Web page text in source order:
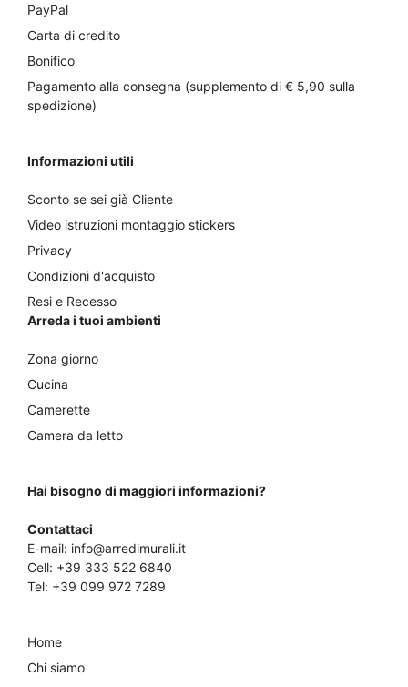
PayPal
Carta di credito
Bonifico
Pagamento alla consegna (supplemento di € 5,90 sulla
spedizione)
Informazioni utili
Sconto se sei già Cliente
Video istruzioni montaggio stickers
Privacy
Condizioni d'acquisto
Resi e Recesso
Arreda i tuoi ambienti
Zona giorno
Cucina
Camerette
Camera da letto
Hai bisogno di maggiori informazioni?
Contattaci
E-mail: info@arredimurali.it
Cell: +39 333 522 6840
Tel: +39 099 972 7289
Home
Chi siamo